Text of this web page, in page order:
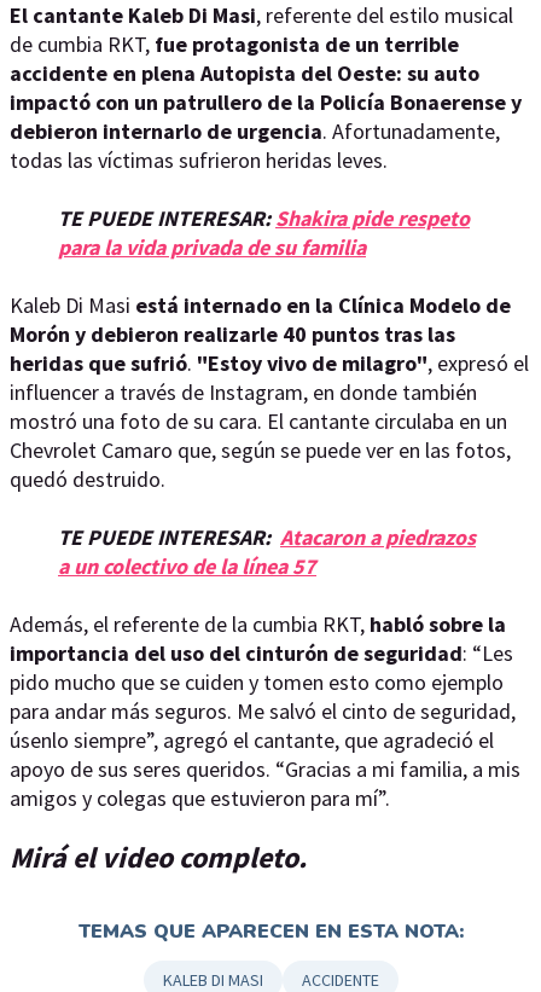
El cantante Kaleb Di Masi, referente del estilo musical
de cumbia RKT, fue protagonista de un terrible
accidente en plena Autopista del Oeste: su auto
impactó con un patrullero de la Policía Bonaerense y
debieron internarlo de urgencia. Afortunadamente,
todas las víctimas sufrieron heridas leves.
TE PUEDE INTERESAR:Shakira pide respeto
para la vida privada de su familia
Kaleb Di Masi está internado en la Clínica Modelo de
Morón y debieron realizarle 40 puntos tras las
heridas que sufrió. "Estoy vivo de milagro", expresó el
influencer a través de Instagram, en donde también
mostró una foto de su cara. El cantante circulaba en un
Chevrolet Camaro que, según se puede ver en las fotos,
quedó destruido.
TE PUEDE INTERESAR: Atacaron a piedrazos
a un colectivo de la línea 57
Además, el referente de la cumbia RKT, habló sobre la
importancia del uso del cinturón de seguridad: “Les
pido mucho que se cuiden y tomen esto como ejemplo
para andar más seguros. Me salvó el cinto de seguridad,
úsenlo siempre”, agregó el cantante, que agradeció el
apoyo de sus seres queridos. “Gracias a mi familia, a mis
amigos y colegas que estuvieron para mí”.
Mirá el video completo.
TEMAS QUE APARECEN EN ESTA NOTA:
KALEB DI MASI ACCIDENTE